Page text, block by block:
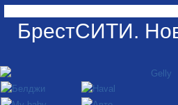
БрестСИТИ.